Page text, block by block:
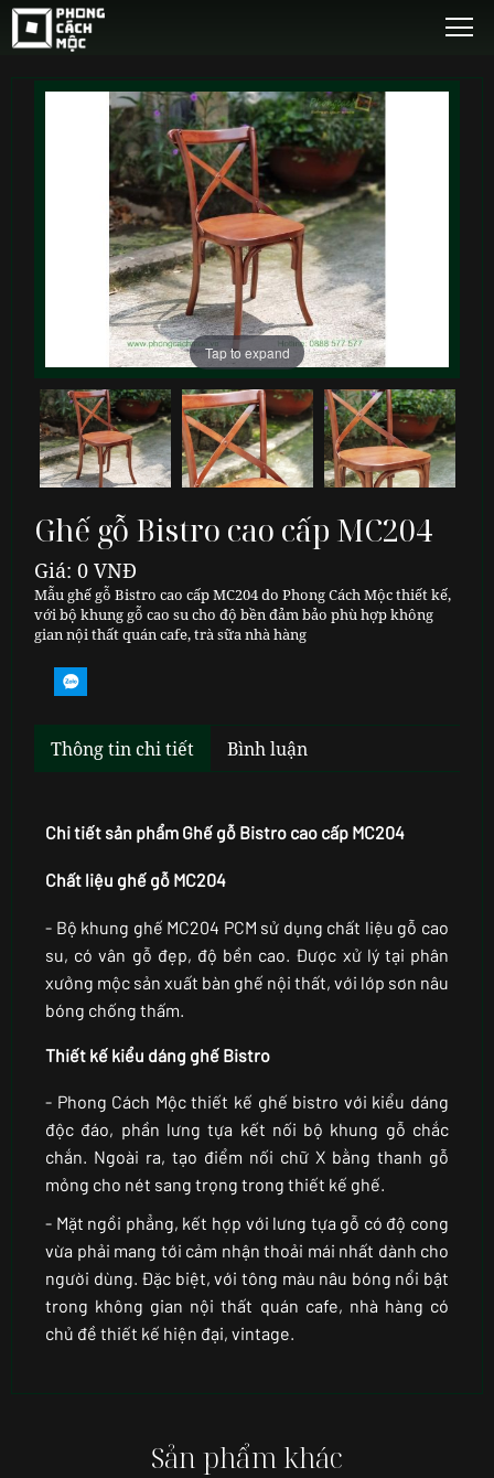
Tap to expand
Ghế gỗ Bistro cao cấp MC204
Giá: 0 VNĐ
Mẫu ghế gỗ Bistro cao cấp MC204 do Phong Cách Mộc thiết kế,
với bộ khung gỗ cao su cho độ bền đảm bảo phù hợp không
gian nội thất quán cafe, trà sữa nhà hàng
Thông tin chi tiết Bình luận
Chi tiết sản phẩm Ghế gỗ Bistro cao cấp MC204
Chất liệu ghế gỗ MC204
- Bộ khung ghế MC204 PCM sử dụng chất liệu gỗ cao
su, có vân gỗ đẹp, độ bền cao. Được xử lý tại phân
xưởng mộc sản xuất bàn ghế nội thất, với lớp sơn nâu
bóng chống thấm.
Thiết kế kiểu dáng ghế Bistro
- Phong Cách Mộc thiết kế ghế bistro với kiểu dáng
độc đáo, phần lưng tựa kết nối bộ khung gỗ chắc
chắn. Ngoài ra, tạo điểm nối chữ X bằng thanh gỗ
mỏng cho nét sang trọng trong thiết kế ghế.
- Mặt ngồi phẳng, kết hợp với lưng tựa gỗ có độ cong
vừa phải mang tới cảm nhận thoải mái nhất dành cho
người dùng. Đặc biệt, với tông màu nâu bóng nổi bật
trong không gian nội thất quán cafe, nhà hàng có
chủ đề thiết kế hiện đại, vintage.
Sản phẩm khác